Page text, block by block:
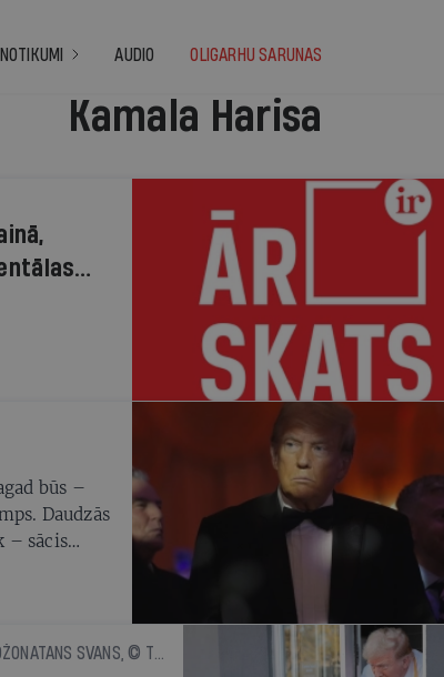
NOTIKUMI AUDIO OLIGARHU SARUNAS
Kamala Harisa
būs –
Daudzās
– sācis